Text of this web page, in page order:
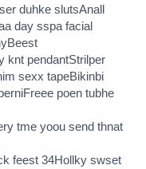
duhke slutsAnall
day sspa facial
knt pendantStrilper
sexx tapeBikinbi
poen tubhe
tme yoou send thnat
feest 34Hollky swset